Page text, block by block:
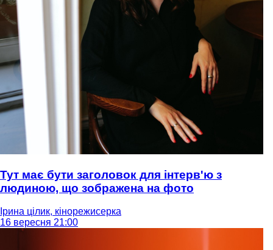
Тут має бути заголовок для інтерв'ю з
людиною, що зображена на фото
Ірина цілик, кінорежисерка
16 вересня 21:00